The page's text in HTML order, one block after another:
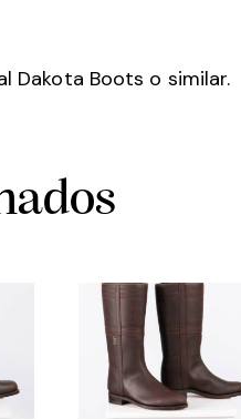
Dakota Boots o similar.